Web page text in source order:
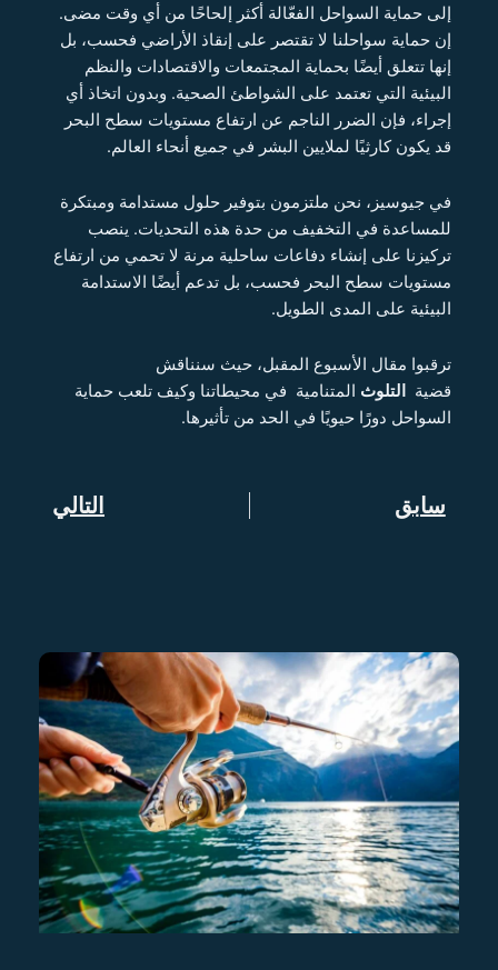
إلى حماية السواحل الفعّالة أكثر إلحاحًا من أي وقت مضى.
إن حماية سواحلنا لا تقتصر على إنقاذ الأراضي فحسب، بل
إنها تتعلق أيضًا بحماية المجتمعات والاقتصادات والنظم
البيئية التي تعتمد على الشواطئ الصحية. وبدون اتخاذ أي
إجراء، فإن الضرر الناجم عن ارتفاع مستويات سطح البحر
قد يكون كارثيًا لملايين البشر في جميع أنحاء العالم.
في جيوسيز، نحن ملتزمون بتوفير حلول مستدامة ومبتكرة
للمساعدة في التخفيف من حدة هذه التحديات. ينصب
تركيزنا على إنشاء دفاعات ساحلية مرنة لا تحمي من ارتفاع
مستويات سطح البحر فحسب، بل تدعم أيضًا الاستدامة
البيئية على المدى الطويل.
ترقبوا مقال الأسبوع المقبل، حيث سنناقش
قضية
التلوث المتنامية في محيطاتنا وكيف تلعب حماية
السواحل دورًا حيويًا في الحد من تأثيرها.
Prev
سابق التالي